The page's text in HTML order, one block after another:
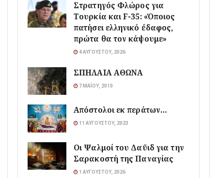
Στρατηγός Φλώρος για
Τουρκία και F-35: «Όποιος
πατήσει ελληνικό έδαφος,
πρώτα θα τον κάψουμε»
4 ΑΥΓΟΎΣΤΟΥ, 2026
ΣΠΗΛΑΙΑ ΑΘΩΝΑ
7 ΜΑΪ́ΟΥ, 2010
Απόστολοι εκ περάτων…
11 ΑΥΓΟΎΣΤΟΥ, 2023
Οι Ψαλμοί του Δαϋιδ για την
Σαρακοστή της Παναγίας
1 ΑΥΓΟΎΣΤΟΥ, 2026